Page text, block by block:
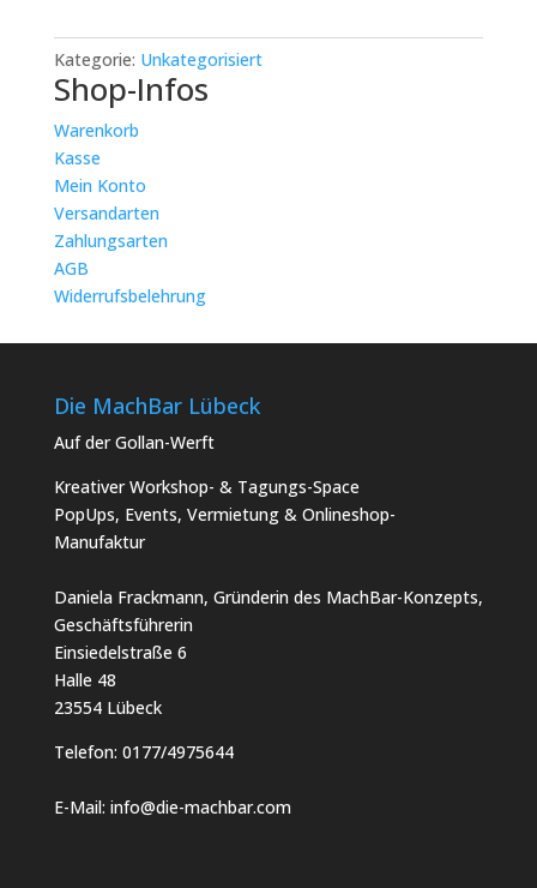
Kind
ab
6
Jahren
Blumenarmband
Menge
Kategorie: Unkategorisiert
Shop-Infos
Warenkorb
Kasse
Mein Konto
Versandarten
Zahlungsarten
AGB
Widerrufsbelehrung
Die MachBar Lübeck
Auf der Gollan-Werft
Kreativer Workshop- & Tagungs-Space
PopUps, Events, Vermietung & Onlineshop-
Manufaktur
Daniela Frackmann, Gründerin des MachBar-Konzepts,
Geschäftsführerin
Einsiedelstraße 6
Halle 48
23554 Lübeck
Telefon: 0177/4975644
E-Mail: info@die-machbar.com